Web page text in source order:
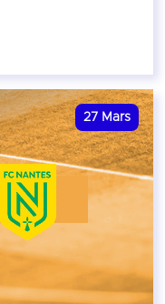
27 Mars